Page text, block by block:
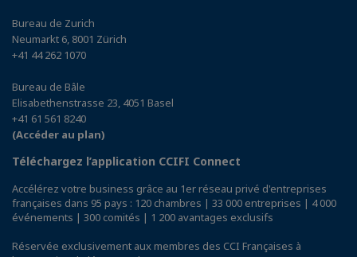
Bureau de Zurich
Neumarkt 6, 8001 Zürich
+41 44 262 1070
Bureau de Bâle
Elisabethenstrasse 23, 4051 Basel
+41 61 561 8240
(Accéder au plan)
Téléchargez l’application CCIFI Connect
Accélérez votre business grâce au 1er réseau privé d'entreprises
françaises dans 95 pays : 120 chambres | 33 000 entreprises | 4 000
événements | 300 comités | 1 200 avantages exclusifs
Réservée exclusivement aux membres des CCI Françaises à